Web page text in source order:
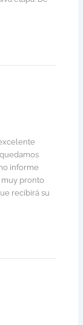
informe
muy pronto
recibirá su